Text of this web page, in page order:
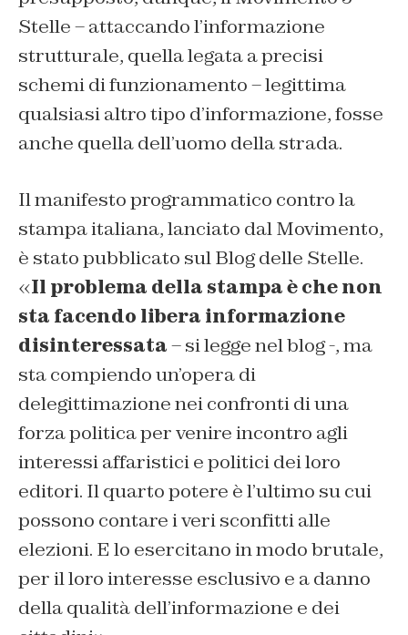
Stelle – attaccando l’informazione
strutturale, quella legata a precisi
schemi di funzionamento – legittima
qualsiasi altro tipo d’informazione, fosse
anche quella dell’uomo della strada.
Il manifesto programmatico contro la
stampa italiana, lanciato dal Movimento,
è stato pubblicato sul Blog delle Stelle.
«Il problema della stampa è che non
sta facendo libera informazione
disinteressata– si legge nel blog -, ma
sta compiendo un’opera di
delegittimazione nei confronti di una
forza politica per venire incontro agli
interessi affaristici e politici dei loro
editori. Il quarto potere è l’ultimo su cui
possono contare i veri sconfitti alle
elezioni. E lo esercitano in modo brutale,
per il loro interesse esclusivo e a danno
della qualità dell’informazione e dei